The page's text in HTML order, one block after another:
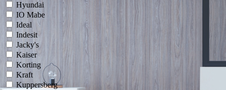
Hyundai
IO Mabe
Ideal
Indesit
Jacky's
Kaiser
Korting
Kraft
Kuppersberg